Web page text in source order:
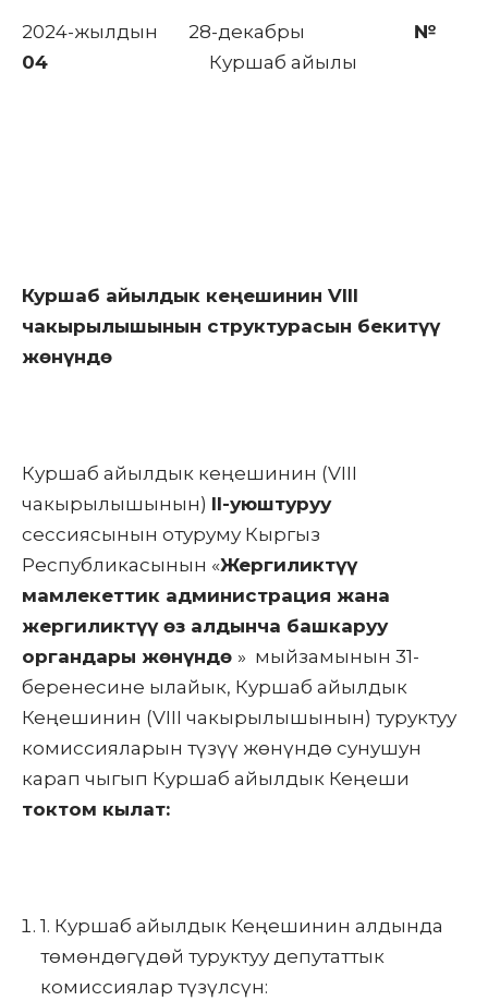
2024-жылдын 28-декабры №
04 Куршаб айылы
Куршаб айылдык кеңешинин VIII
чакырылышынын структурасын бекитүү
жөнүндө
Куршаб айылдык кеңешинин (VIII
чакырылышынын) II-уюштуруу
сессиясынын отуруму Кыргыз
Республикасынын «Жергиликтүү
мамлекеттик администрация жана
жергиликтүү өз алдынча башкаруу
органдары жөнүндө » мыйзамынын 31-
беренесине ылайык, Куршаб айылдык
Кеңешинин (VIII чакырылышынын) туруктуу
комиссияларын түзүү жөнүндө сунушун
карап чыгып Куршаб айылдык Кеңеши
токтом кылат:
1. Куршаб айылдык Кеңешинин алдында
төмөндөгүдөй туруктуу депутаттык
комиссиялар түзүлсүн: